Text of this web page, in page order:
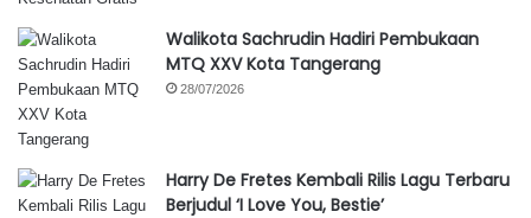
Walikota Sachrudin Hadiri Pembukaan
MTQ XXV Kota Tangerang
28/07/2026
Harry De Fretes Kembali Rilis Lagu Terbaru
Berjudul ‘I Love You, Bestie’